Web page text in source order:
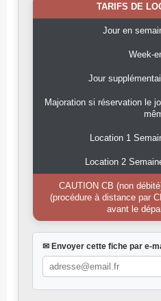
TARIFS DE
Jour en
Week-
Jour
Majoration si réservation le
Location 1
Location 2
CAUTION CB (non
(procédure à distance par
avant le
✉ Envoyer cette fiche par e-